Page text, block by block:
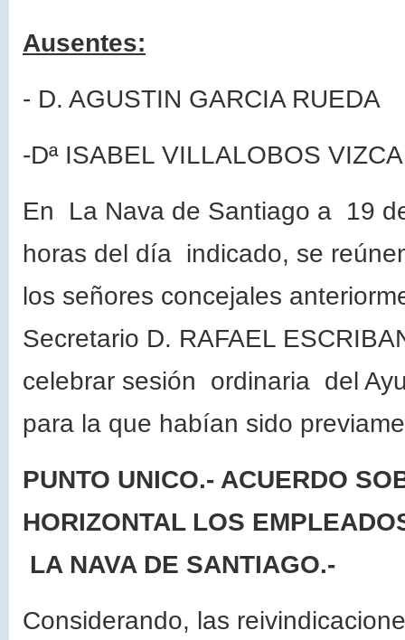
Ausentes:
- D. AGUSTIN GARCIA RUEDA
-Dª ISABEL VILLALOBOS
En La Nava de Santiago a 19
horas del día indicado, se
los señores concejales
Secretario D. RAFAEL
celebrar sesión ordinaria del
para la que habían sido
PUNTO UNICO.- ACUERDO
HORIZONTAL LOS
LA NAVA DE SANTIAGO.-
Considerando, las